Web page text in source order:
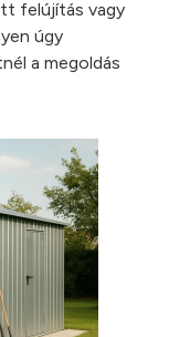
felújítás vagy
úgy
a megoldás